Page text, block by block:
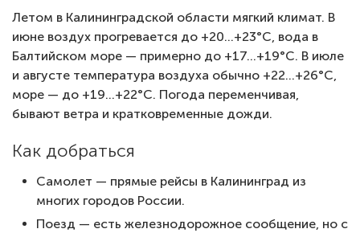
Летом в Калининградской области мягкий климат. В
июне воздух прогревается до +20…+23°C, вода в
Балтийском море — примерно до +17…+19°C. В июле
и августе температура воздуха обычно +22…+26°C,
море — до +19…+22°C. Погода переменчивая,
бывают ветра и кратковременные дожди.
Как добраться
Самолет — прямые рейсы в Калининград из
многих городов России.
Поезд — есть железнодорожное сообщение, но с